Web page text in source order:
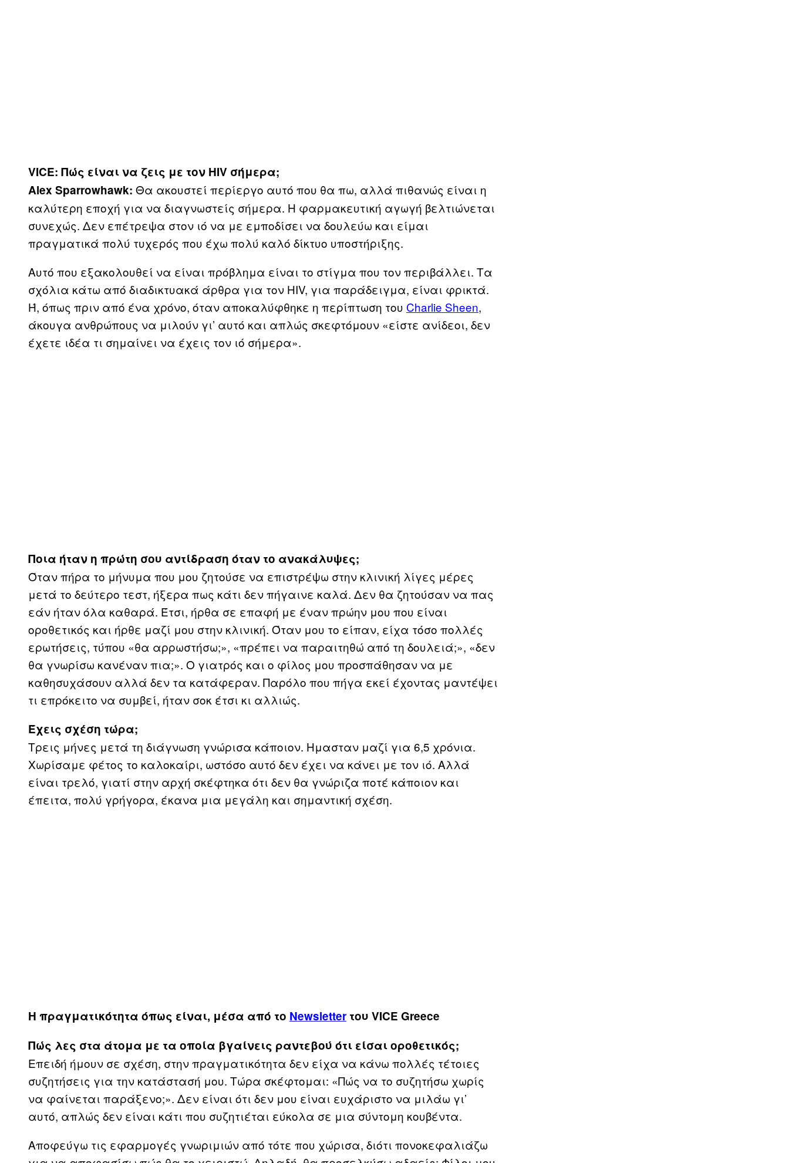
VICE: Πώς είναι να ζεις με τον HIV σήμερα;
Alex Sparrowhawk: Θα ακουστεί περίεργο αυτό που θα πω, αλλά πιθανώς είναι η
καλύτερη εποχή για να διαγνωστείς σήμερα. Η φαρμακευτική αγωγή βελτιώνεται
συνεχώς. Δεν επέτρεψα στον ιό να με εμποδίσει να δουλεύω και είμαι
πραγματικά πολύ τυχερός που έχω πολύ καλό δίκτυο υποστήριξης.
Αυτό που εξακολουθεί να είναι πρόβλημα είναι το στίγμα που τον περιβάλλει. Τα
σχόλια κάτω από διαδικτυακά άρθρα για τον HIV, για παράδειγμα, είναι φρικτά.
Ή, όπως πριν από ένα χρόνο, όταν αποκαλύφθηκε η περίπτωση του Charlie Sheen,
άκουγα ανθρώπους να μιλούν γι’ αυτό και απλώς σκεφτόμουν «είστε ανίδεοι, δεν
έχετε ιδέα τι σημαίνει να έχεις τον ιό σήμερα».
Ποια ήταν η πρώτη σου αντίδραση όταν το ανακάλυψες;
Όταν πήρα το μήνυμα που μου ζητούσε να επιστρέψω στην κλινική λίγες μέρες
μετά το δεύτερο τεστ, ήξερα πως κάτι δεν πήγαινε καλά. Δεν θα ζητούσαν να πας
εάν ήταν όλα καθαρά. Έτσι, ήρθα σε επαφή με έναν πρώην μου που είναι
οροθετικός και ήρθε μαζί μου στην κλινική. Όταν μου το είπαν, είχα τόσο πολλές
ερωτήσεις, τύπου «θα αρρωστήσω;», «πρέπει να παραιτηθώ από τη δουλειά;», «δεν
θα γνωρίσω κανέναν πια;». Ο γιατρός και ο φίλος μου προσπάθησαν να με
καθησυχάσουν αλλά δεν τα κατάφεραν. Παρόλο που πήγα εκεί έχοντας μαντέψει
τι επρόκειτο να συμβεί, ήταν σοκ έτσι κι αλλιώς.
Έχεις σχέση τώρα;
Τρεις μήνες μετά τη διάγνωση γνώρισα κάποιον. Ημασταν μαζί για 6,5 χρόνια.
Χωρίσαμε φέτος το καλοκαίρι, ωστόσο αυτό δεν έχει να κάνει με τον ιό. Αλλά
είναι τρελό, γιατί στην αρχή σκέφτηκα ότι δεν θα γνώριζα ποτέ κάποιον και
έπειτα, πολύ γρήγορα, έκανα μια μεγάλη και σημαντική σχέση.
Η πραγματικότητα όπως είναι, μέσα από το Newsletter του VICE Greece
Πώς λες στα άτομα με τα οποία βγαίνεις ραντεβού ότι είσαι οροθετικός;
Επειδή ήμουν σε σχέση, στην πραγματικότητα δεν είχα να κάνω πολλές τέτοιες
συζητήσεις για την κατάστασή μου. Τώρα σκέφτομαι: «Πώς να το συζητήσω χωρίς
να φαίνεται παράξενο;». Δεν είναι ότι δεν μου είναι ευχάριστο να μιλάω γι’
αυτό, απλώς δεν είναι κάτι που συζητιέται εύκολα σε μια σύντομη κουβέντα.
Αποφεύγω τις εφαρμογές γνωριμιών από τότε που χώρισα, διότι πονοκεφαλιάζω